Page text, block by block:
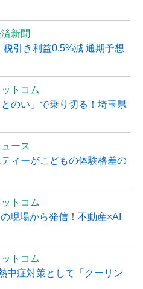
新聞
引き利益0.5%減 通期予想
トコム
のい」で乗り切る！埼玉県
ース
ィーがこどもの体験格差の
トコム
現場から発信！不動産×AI
トコム
中症対策として「クーリン